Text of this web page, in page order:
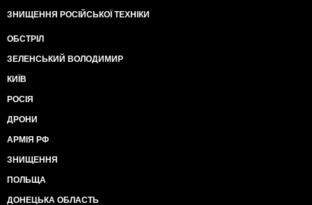
ЗНИЩЕННЯ РОСІЙСЬКОЇ ТЕХНІКИ
ОБСТРІЛ
ЗЕЛЕНСЬКИЙ ВОЛОДИМИР
КИЇВ
РОСІЯ
ДРОНИ
АРМІЯ РФ
ЗНИЩЕННЯ
ПОЛЬЩА
ДОНЕЦЬКА ОБЛАСТЬ